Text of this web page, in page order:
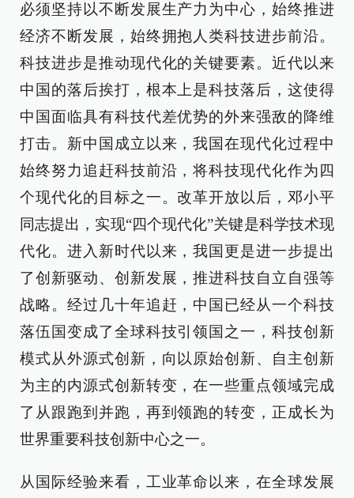
必须坚持以不断发展生产力为中心，始终推进
经济不断发展，始终拥抱人类科技进步前沿。
科技进步是推动现代化的关键要素。近代以来
中国的落后挨打，根本上是科技落后，这使得
中国面临具有科技代差优势的外来强敌的降维
打击。新中国成立以来，我国在现代化过程中
始终努力追赶科技前沿，将科技现代化作为四
个现代化的目标之一。改革开放以后，邓小平
同志提出，实现“四个现代化”关键是科学技术现
代化。进入新时代以来，我国更是进一步提出
了创新驱动、创新发展，推进科技自立自强等
战略。经过几十年追赶，中国已经从一个科技
落伍国变成了全球科技引领国之一，科技创新
模式从外源式创新，向以原始创新、自主创新
为主的内源式创新转变，在一些重点领域完成
了从跟跑到并跑，再到领跑的转变，正成长为
世界重要科技创新中心之一。
从国际经验来看，工业革命以来，在全球发展